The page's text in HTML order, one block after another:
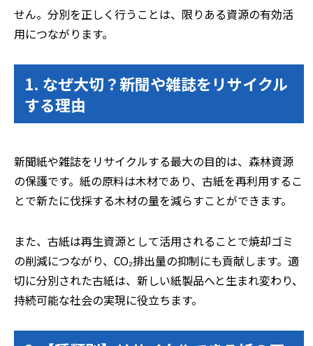
せん。分別を正しく行うことは、限りある資源の有効活
用につながります。
1. なぜ大切？新聞や雑誌をリサイクル
する理由
新聞紙や雑誌をリサイクルする最大の目的は、森林資源
の保護です。紙の原料は木材であり、古紙を再利用するこ
とで新たに伐採する木材の量を減らすことができます。
また、古紙は再生資源として活用されることで焼却ゴミ
の削減につながり、CO₂排出量の抑制にも貢献します。適
切に分別された古紙は、新しい紙製品へと生まれ変わり、
持続可能な社会の実現に役立ちます。